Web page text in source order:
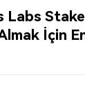
Labs
İçin